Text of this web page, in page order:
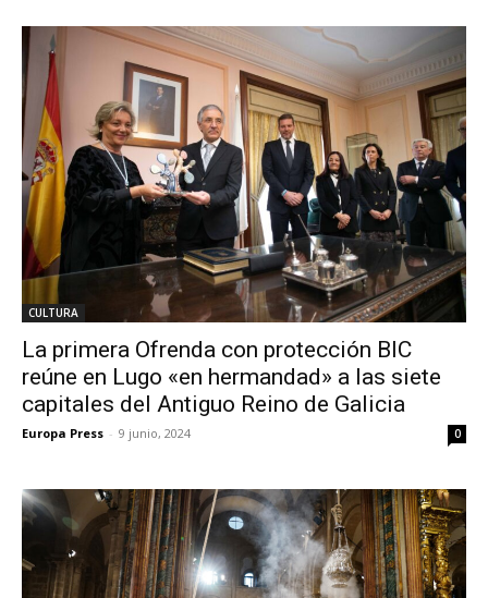
CULTURA
La primera Ofrenda con protección BIC
reúne en Lugo «en hermandad» a las siete
capitales del Antiguo Reino de Galicia
Europa Press - 9 junio, 2024 0